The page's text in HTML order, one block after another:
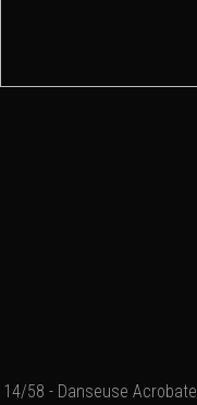
14/58 - Danseuse Acrobate